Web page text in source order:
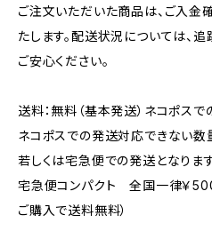
ご注文いただいた商品は、ご入金
たします。配送状況については、
ご安心ください。
送料：無料（基本発送）ネコポスで
ネコポスでの発送対応できない
若しくは宅急便での発送となりま
宅急便コンパクト 全国一律￥
ご購入で送料無料）